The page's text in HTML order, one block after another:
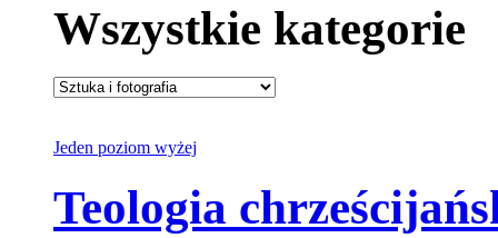
Wszystkie kategorie
Jeden poziom wyżej
Teologia